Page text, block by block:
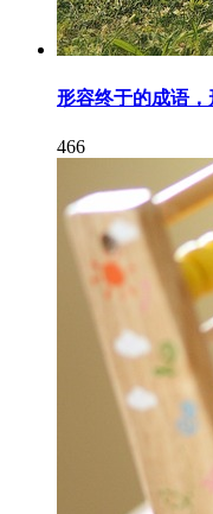
形容终于的成语
466